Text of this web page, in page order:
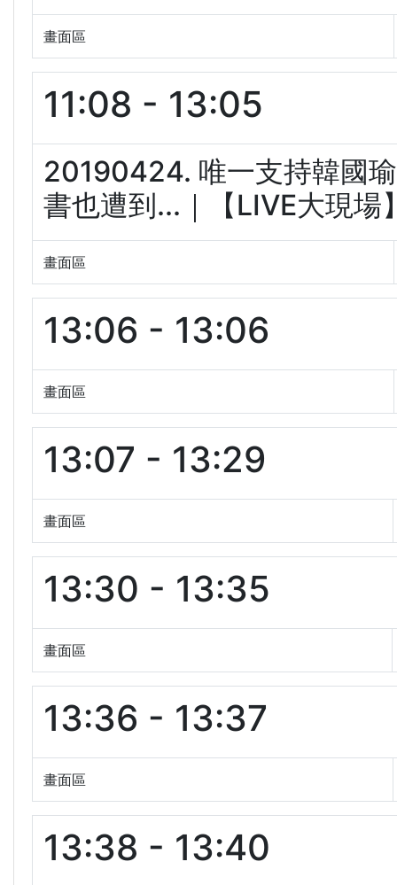
畫面區
11:08 - 13:05
20190424. 唯一支持韓國
書也遭到...｜【LIVE大現
畫面區
13:06 - 13:06
畫面區
13:07 - 13:29
畫面區
13:30 - 13:35
畫面區
13:36 - 13:37
畫面區
13:38 - 13:40